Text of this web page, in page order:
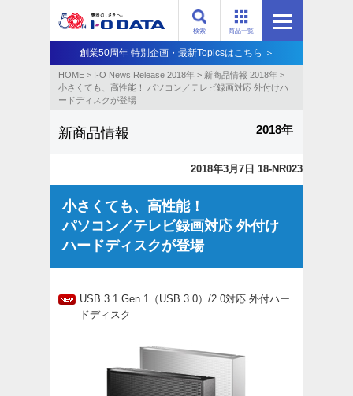
商品一覧
検索
創業50周年 特別企画・最新Topicsはこちら ＞
HOME > I-O News Release 2018年 > 新商品情報 2018年 >
小さくても、高性能！ パソコン／テレビ録画対応 外付けハ
ードディスクが登場
新商品情報 2018年
2018年3月7日 18-NR023
小さくても、高性能！
パソコン／テレビ録画対応 外付け
ハードディスクが登場
USB 3.1 Gen 1（USB 3.0）/2.0対応 外付ハー
ドディスク